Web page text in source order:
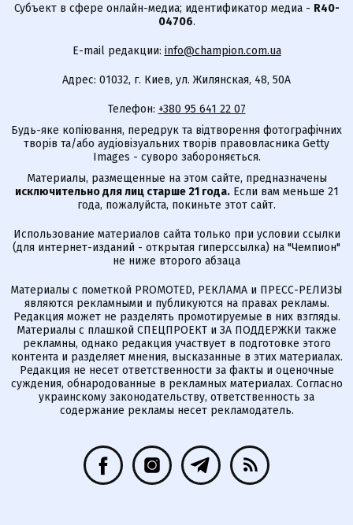
Субъект в сфере онлайн-медиа; идентификатор медиа - R40-
04706.
E-mail редакции: info@champion.com.ua
Адрес: 01032, г. Киев, ул. Жилянская, 48, 50А
Телефон: +380 95 641 22 07
Будь-яке копіювання, передрук та відтворення фотографічних
творів та/або аудіовізуальних творів правовласника Getty
Images - суворо забороняється.
Материалы, размещенные на этом сайте, предназначены
исключительно для лиц старше 21 года.Если вам меньше 21
года, пожалуйста, покиньте этот сайт.
Использование материалов сайта только при условии ссылки
(для интернет-изданий - открытая гиперссылка) на "Чемпион"
не ниже второго абзаца
Материалы с пометкой PROMOTED, РЕКЛАМА и ПРЕСС-РЕЛИЗЫ
являются рекламными и публикуются на правах рекламы.
Редакция может не разделять промотируемые в них взгляды.
Материалы с плашкой СПЕЦПРОЕКТ и ЗА ПОДДЕРЖКИ также
рекламны, однако редакция участвует в подготовке этого
контента и разделяет мнения, высказанные в этих материалах.
Редакция не несет ответственности за факты и оценочные
суждения, обнародованные в рекламных материалах. Согласно
украинскому законодательству, ответственность за
содержание рекламы несет рекламодатель.